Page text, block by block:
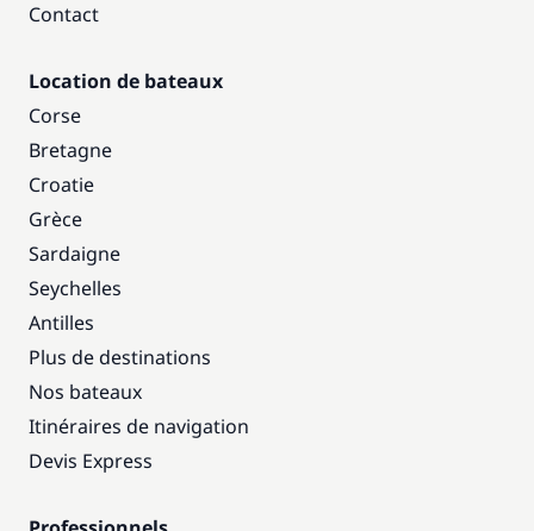
Contact
Location de bateaux
Corse
Bretagne
Croatie
Grèce
Sardaigne
Seychelles
Antilles
Plus de destinations
Nos bateaux
Itinéraires de navigation
Devis Express